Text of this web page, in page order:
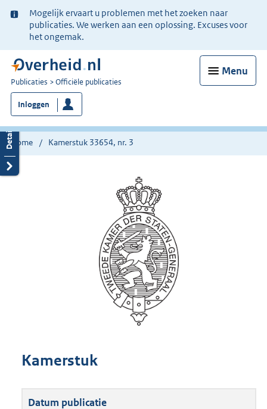
Ter
informatie:
Mogelijk ervaart u problemen met het zoeken naar
publicaties. We werken aan een oplossing. Excuses voor
het ongemak.
Menu
U
bent
nu
hier:
Publicaties Officiële publicaties
Inloggen
Home Kamerstuk 33654, nr. 3
Kamerstuk